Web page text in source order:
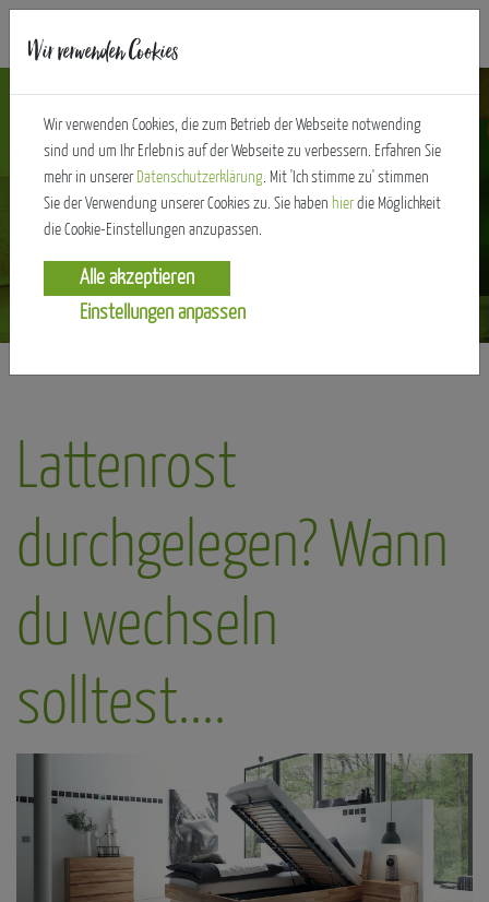
Deinen
Schlaf
Lattenrost
durchgelegen? Wann
du wechseln
solltest....
Wir verwenden Cookies
Wir verwenden Cookies, die zum Betrieb der Webseite notwending
sind und um Ihr Erlebnis auf der Webseite zu verbessern. Erfahren Sie
mehr in unserer Datenschutzerklärung. Mit 'Ich stimme zu' stimmen
Sie der Verwendung unserer Cookies zu. Sie haben hierdie Möglichkeit
die Cookie-Einstellungen anzupassen.
Einstellungen anpassen